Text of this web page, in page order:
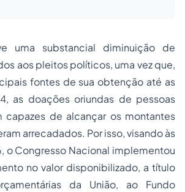
uma substancial diminuição de
aos pleitos políticos, uma vez que,
fontes de sua obtenção até as
as doações oriundas de pessoas
capazes de alcançar os montantes
arrecadados. Por isso, visando às
o Congresso Nacional implementou
no valor disponibilizado, a título
da União, ao Fundo